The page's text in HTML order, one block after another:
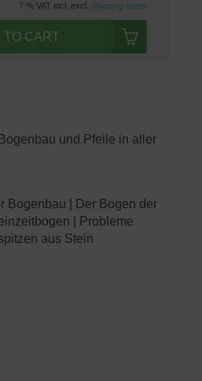
7 % VAT incl. excl. Shipping costs
TO CART
und Pfeile in aller
Bogenbau | Der Bogen der
| Probleme
aus Stein